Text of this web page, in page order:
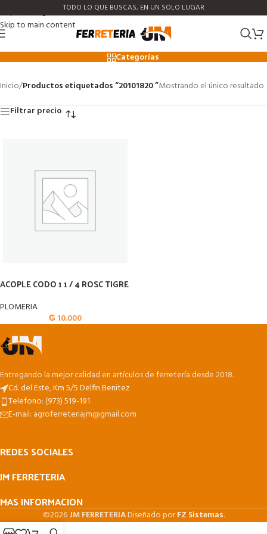
Skip to navigation
Skip to main content
TODO LO QUE BUSCAS, EN UN SOLO LUGAR
20101820
Categorías
Inicio/Productos etiquetados “20101820 ”Mostrando el único resultado
Filtrar precio
ACOPLE CODO 1 1 / 4 ROSC TIGRE
PLOMERIA
₲ 10.000
Entregando la mejor calidad en artículos de ferretería desde 2018.
Cd. del Este, Km 5/5 Delfin Benitez
Telefono: (973) 519-191
E-mail: agroferreteriajm@gmail.com
REDES SOCIALES
JM FERRETERIA
MAS INFORMACION
©2026JM FERRETERIADiseñado porFZ Sistemas.